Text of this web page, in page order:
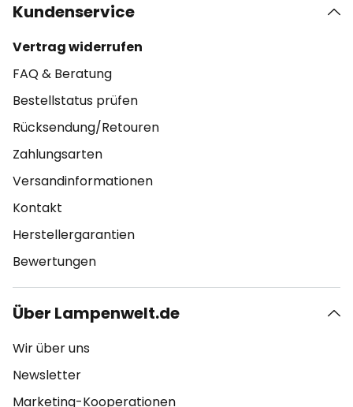
Kundenservice
Vertrag widerrufen
FAQ & Beratung
Bestellstatus prüfen
Rücksendung/Retouren
Zahlungsarten
Versandinformationen
Kontakt
Herstellergarantien
Bewertungen
Über Lampenwelt.de
Wir über uns
Newsletter
Marketing-Kooperationen